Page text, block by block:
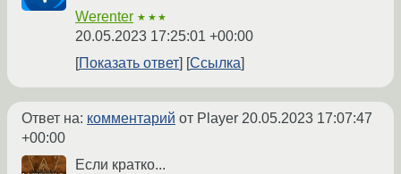
Werenter ★★★
20.05.2023 17:25:01 +00:00
Показать ответ
Ссылка
Ответ на: комментарий от Player 20.05.2023 17:07:47
+00:00
Если кратко...